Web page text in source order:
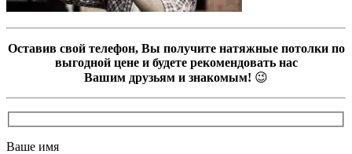
Оставив свой телефон, Вы получите натяжные потолки по
выгодной цене и будете рекомендовать нас
Вашим друзьям и знакомым! 😉
Ваше имя